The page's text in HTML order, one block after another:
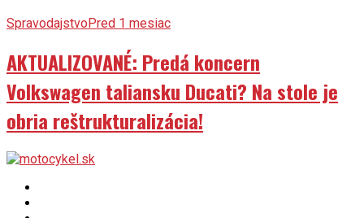
SpravodajstvoPred 1 mesiac
AKTUALIZOVANÉ: Predá koncern
Volkswagen taliansku Ducati? Na stole je
obria reštrukturalizácia!